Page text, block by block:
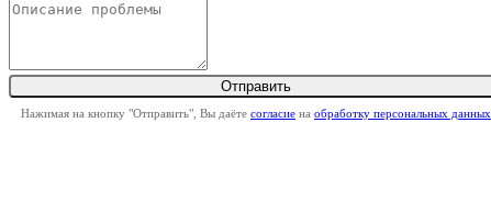
Нажимая на кнопку "Отправить", Вы даёте согласие на обработку персональных данных